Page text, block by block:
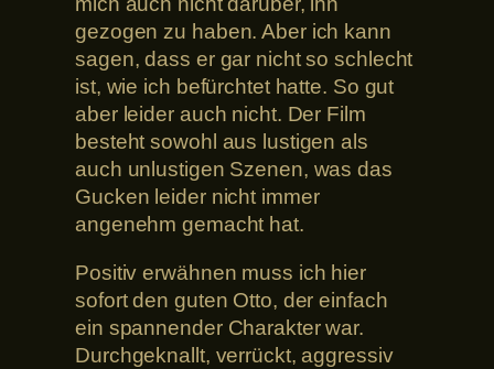
gezogen zu haben. Aber ich kann
sagen, dass er gar nicht so schlecht
ist, wie ich befürchtet hatte. So gut
aber leider auch nicht. Der Film
besteht sowohl aus lustigen als
auch unlustigen Szenen, was das
Gucken leider nicht immer
angenehm gemacht hat.
Positiv erwähnen muss ich hier
sofort den guten Otto, der einfach
ein spannender Charakter war.
Durchgeknallt, verrückt, aggressiv